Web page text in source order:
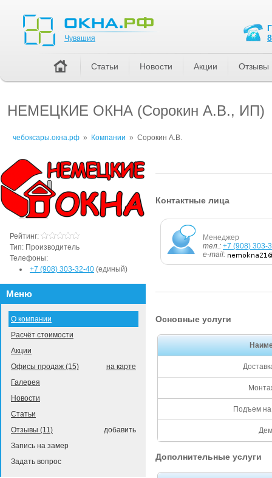
НЕМЕЦКИЕ ОКНА (Сорокин А.В., ИП)
чебоксары.окна.рф » Компании » Сорокин А.В.
Контактные лица
Менеджер
тел.: +7 (908) 303-
e-mail:
Основные услуги
Подъем на
Дополнительные услуги
Рейтинг:
Тип: Производитель
Телефоны:
+7 (908) 303-32-40 (единый)
Меню
О компании
Расчёт стоимости
Акции
на карте
Офисы продаж (15)
Галерея
Новости
Статьи
добавить
Отзывы (11)
Запись на замер
Задать вопрос
Чувашия
Статьи Новости Акции Отзывы